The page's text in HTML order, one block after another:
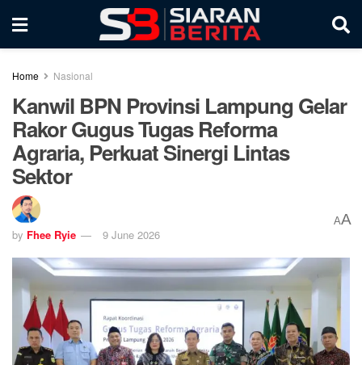
Home Nasional
Kanwil BPN Provinsi Lampung Gelar
Rakor Gugus Tugas Reforma
Agraria, Perkuat Sinergi Lintas
Sektor
by Fhee Ryie 9 June 2026
AA